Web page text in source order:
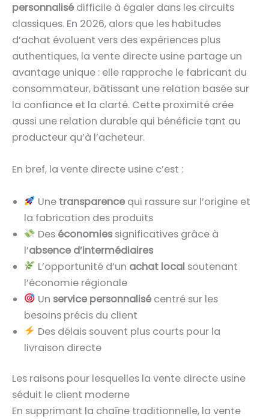
personnalisé difficile à égaler dans les circuits
classiques. En 2026, alors que les habitudes
d’achat évoluent vers des expériences plus
authentiques, la vente directe usine partage un
avantage unique : elle rapproche le fabricant du
consommateur, bâtissant une relation basée sur
la confiance et la clarté. Cette proximité crée
aussi une relation durable qui bénéficie tant au
producteur qu’à l’acheteur.
En bref, la vente directe usine c’est :
Une transparencequi rassure sur l’origine et
la fabrication des produits
Des économiessignificatives grâce à
l’absence d’intermédiaires
L’opportunité d’un achat localsoutenant
l’économie régionale
Un service personnalisécentré sur les
besoins précis du client
Des délais souvent plus courts pour la
livraison directe
Les raisons pour lesquelles la vente directe usine
séduit le client moderne
En supprimant la chaîne traditionnelle, la vente